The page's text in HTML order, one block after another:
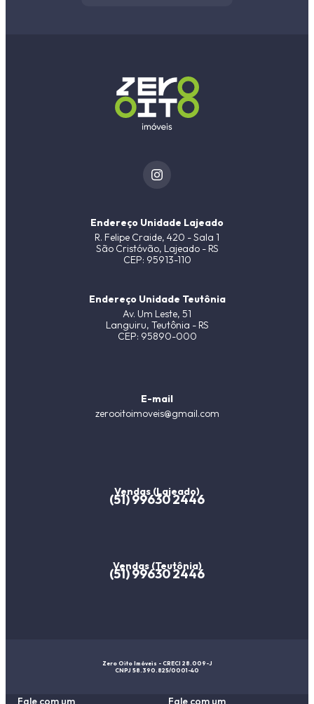
Fale com um Fale com um
Endereço Unidade Lajeado
R. Felipe Craide, 420 - Sala 1
São Cristóvão, Lajeado - RS
CEP: 95913-110
Endereço Unidade Teutônia
Av. Um Leste, 51
Languiru, Teutônia - RS
CEP: 95890-000
E-mail
zerooitoimoveis@gmail.com
Vendas (Lajeado)
(51) 99630 2446
Vendas (Teutônia)
(51) 99630 2446
Zero Oito Imóveis - CRECI 28.009-J
CNPJ 58.390.825/0001-40